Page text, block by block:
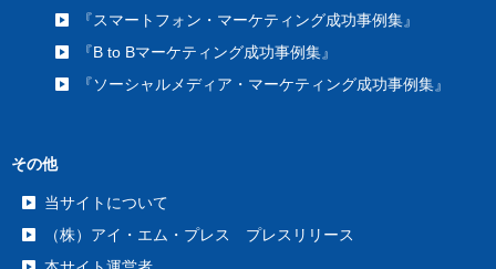
『スマートフォン・マーケティング成功事例集』
『B to Bマーケティング成功事例集』
『ソーシャルメディア・マーケティング成功事例集』
その他
当サイトについて
（株）アイ・エム・プレス プレスリリース